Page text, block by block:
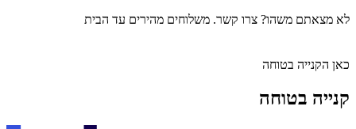
לא מצאתם משהו? צרו קשר. משלוחים מהירים עד הבית
כאן הקנייה בטוחה
קנייה בטוחה